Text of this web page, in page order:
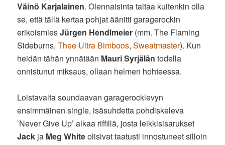
Väinö Karjalainen. Olennaisinta taitaa kuitenkin olla
se, että tällä kertaa pohjat äänitti garagerockin
erikoismiesJürgen Hendlmeier (mm. The Flaming
Sideburns,Thee Ultra Bimboos,Sweatmaster). Kun
heidän tähän ynnätään Mauri Syrjälän todella
onnistunut miksaus, ollaan helmen hohteessa.
Loistavalta soundaavan garagerocklevyn
ensimmäinen single, isäsuhdetta pohdiskeleva
’Never Give Up’ alkaa riffillä, josta leikkisisarukset
Jack ja Meg Whiteolisivat taatusti innostuneet silloin